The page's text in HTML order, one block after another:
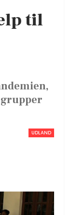
til
UDLAND